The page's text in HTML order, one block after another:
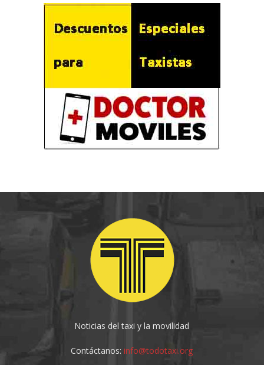
Noticias del taxi y la movilidad
Contáctanos:info@todotaxi.org